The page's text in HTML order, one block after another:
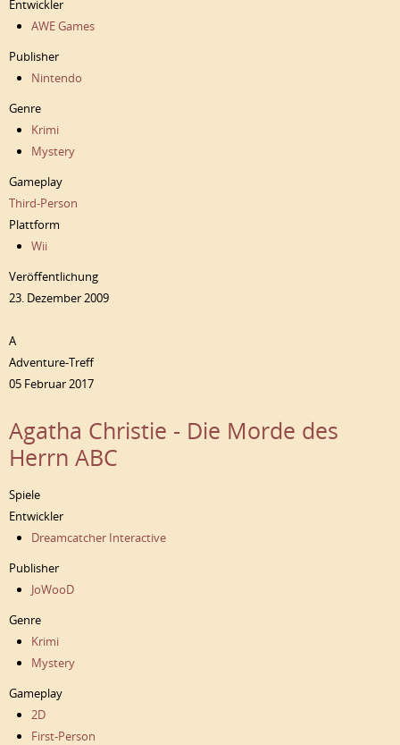
Entwickler
AWE Games
Publisher
Nintendo
Genre
Krimi
Mystery
Gameplay
Third-Person
Plattform
Wii
Veröffentlichung
23. Dezember 2009
A
Adventure-Treff
05 Februar 2017
Agatha Christie - Die Morde des
Herrn ABC
Spiele
Entwickler
Dreamcatcher Interactive
Publisher
JoWooD
Genre
Krimi
Mystery
Gameplay
2D
First-Person